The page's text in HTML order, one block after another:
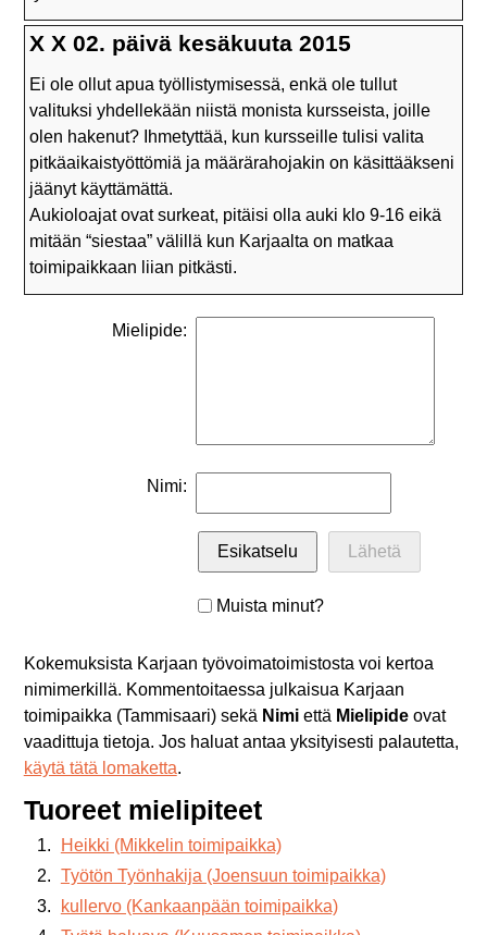
X X 02. päivä kesäkuuta 2015
Ei ole ollut apua työllistymisessä, enkä ole tullut
valituksi yhdellekään niistä monista kursseista, joille
olen hakenut? Ihmetyttää, kun kursseille tulisi valita
pitkäaikaistyöttömiä ja määrärahojakin on käsittääkseni
jäänyt käyttämättä.
Aukioloajat ovat surkeat, pitäisi olla auki klo 9-16 eikä
mitään “siestaa” välillä kun Karjaalta on matkaa
toimipaikkaan liian pitkästi.
Mielipide:
Nimi:
Muista minut?
Kokemuksista Karjaan työvoimatoimistosta voi kertoa
nimimerkillä. Kommentoitaessa julkaisua Karjaan
toimipaikka (Tammisaari) sekä Nimiettä Mielipideovat
vaadittuja tietoja. Jos haluat antaa yksityisesti palautetta,
käytä tätä lomaketta.
Tuoreet mielipiteet
Heikki (Mikkelin toimipaikka)
Työtön Työnhakija (Joensuun toimipaikka)
kullervo (Kankaanpään toimipaikka)